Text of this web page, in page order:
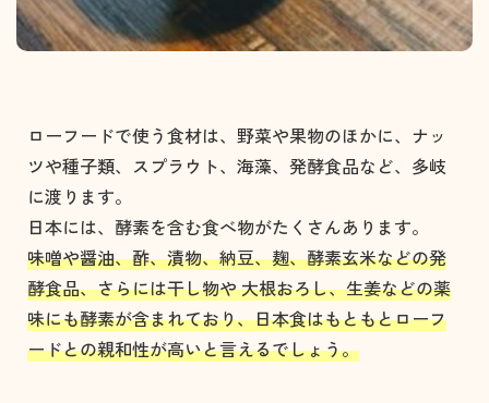
ローフードで使う食材は、野菜や果物のほかに、ナッ
ツや種子類、スプラウト、海藻、発酵食品など、多岐
に渡ります。
日本には、酵素を含む食べ物がたくさんあります。
味噌や醤油、酢、漬物、納豆、麹、酵素玄米などの発
酵食品、さらには干し物や 大根おろし、生姜などの薬
味にも酵素が含まれており、日本食はもともとローフ
ードとの親和性が高いと言えるでしょう。